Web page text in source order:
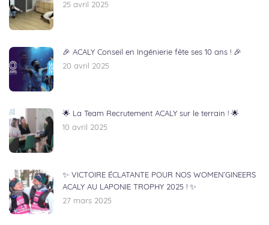
25 avril 2025
🎉 ACALY Conseil en Ingénierie fête ses 10 ans ! 🎉
20 avril 2025
🌟 La Team Recrutement ACALY sur le terrain ! 🌟
10 avril 2025
✨ VICTOIRE ÉCLATANTE POUR NOS WOMEN’GINEERS
ACALY AU LAPONIE TROPHY 2025 ! ✨
27 mars 2025